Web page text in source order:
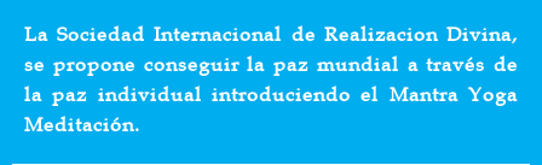
La Sociedad Internacional de Realizacion Divina,
se propone conseguir la paz mundial a través de
la paz individual introduciendo el Mantra Yoga
Meditación.